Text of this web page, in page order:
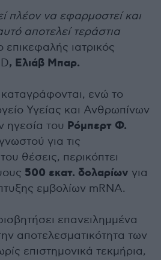
πλέον να εφαρμοστεί και
αποτελεί τεράστια
ιατρικός
, Ελιάβ Μπαρ.
καταγράφονται, ενώ το
Υγείας και Ανθρωπίνων
ηγεσία του Ρόμπερτ Φ.
γνωστού για τις
θέσεις, περικόπτει
500 εκατ. δολαρίων για
εμβολίων mRNA.
επανειλημμένα
αποτελεσματικότητα των
επιστημονικά τεκμήρια,